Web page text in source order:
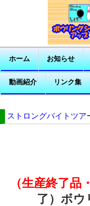
ホーム お知らせ
動画紹介 リンク集
ストロングバイトツア
（生産終了品
了）ボウ